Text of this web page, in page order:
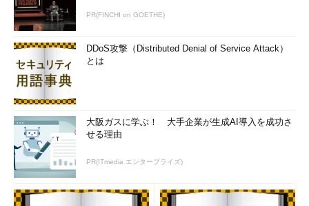
PR(FINCHI on GOETHE)
DDoS攻撃（Distributed Denial of Service Attack）
とは
大阪ガスに学ぶ！ 大手企業が生成AI導入を成功さ
せる理由
PR(ITmedia エンタープライズ)